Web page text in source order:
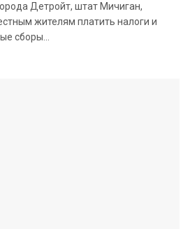
Детройт, штат Мичиган,
жителям платить налоги и
сборы...